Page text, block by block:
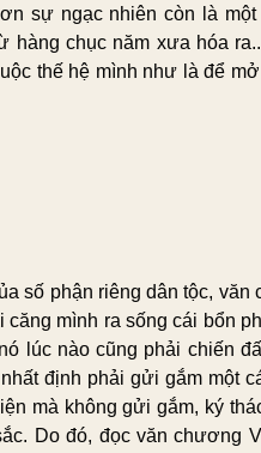
sự ngạc nhiên còn là
hàng chục năm xưa hóa
thế hệ mình như là để
số phận riêng dân tộc, văn
mình ra sống cái bổn
lúc nào cũng phải chiến
định phải gửi gắm một
mà không gửi gắm, ký
Do đó, đọc văn chương